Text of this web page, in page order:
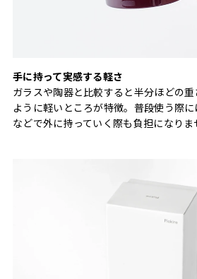
手に持って実感する軽さ
ガラスや陶器と比較すると半分ほどの
ように軽いところが特徴。普段使う際
などで外に持っていく際も負担になりま